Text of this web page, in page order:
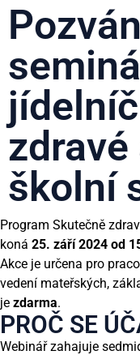
školní
Program Skutečně
koná 25. září 2024 od
Akce je určena pro
vedení mateřských,
je zdarma.
PROČ SE
Webinář zahajuje